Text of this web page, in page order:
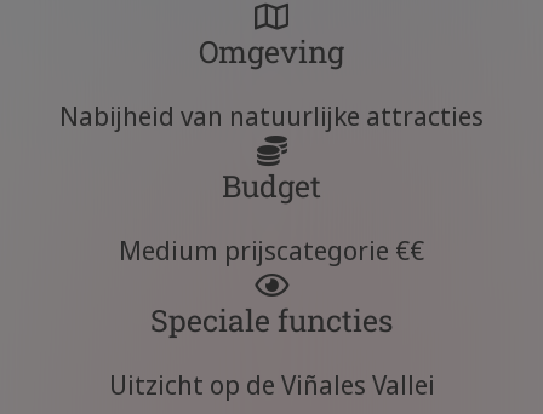
Omgeving
Nabijheid van natuurlijke attracties
Budget
Medium prijscategorie €€
Speciale functies
Uitzicht op de Viñales Vallei